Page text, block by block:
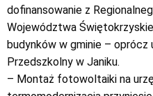
dofinansowanie z
Województwa
budynków w gminie – oprócz
Przedszkolny w Janiku.
– Montaż fotowoltaiki na